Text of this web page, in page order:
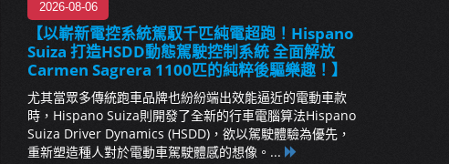
2026-08-06
【以嶄新電控系統駕馭千匹純電超跑！Hispano
Suiza 打造HSDD動態駕駛控制系統 全面解放
Carmen Sagrera 1100匹的純粹後驅樂趣！】
尤其當眾多傳統跑車品牌也紛紛端出效能逼近的電動車款
時，Hispano Suiza則開發了全新的行車電腦算法Hispano
Suiza Driver Dynamics (HSDD)，欲以駕駛體驗為優先，
重新塑造種人對於電動車駕駛體感的想像。...